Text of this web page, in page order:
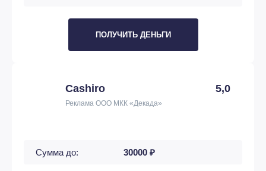
ПОЛУЧИТЬ ДЕНЬГИ
Cashiro 5,0
Реклама ООО МКК «Декада»
Сумма до: 30000 ₽